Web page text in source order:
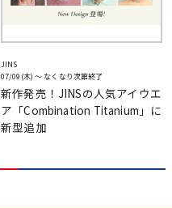
JINS
07/09(木) 〜 なくなり次第終了
新作発売！JINSの人気アイウエ
ア「Combination Titanium」に
新型追加